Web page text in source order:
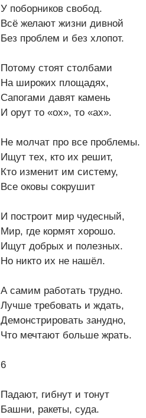
У поборников свобод.
Всё желают жизни дивной
Без проблем и без хлопот.
Потому стоят столбами
На широких площадях,
Сапогами давят камень
И орут то «ох», то «ах».
Не молчат про все проблемы.
Ищут тех, кто их решит,
Кто изменит им систему,
Все оковы сокрушит
И построит мир чудесный,
Мир, где кормят хорошо.
Ищут добрых и полезных.
Но никто их не нашёл.
А самим работать трудно.
Лучше требовать и ждать,
Демонстрировать занудно,
Что мечтают больше жрать.
6
Падают, гибнут и тонут
Башни, ракеты, суда.